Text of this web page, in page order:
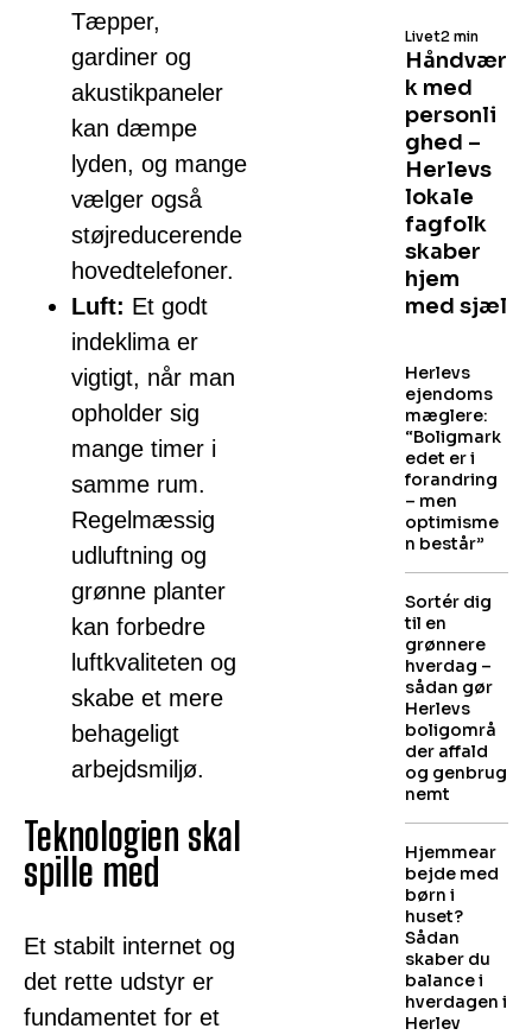
Tæpper,
gardiner og
akustikpaneler
kan dæmpe
lyden, og mange
vælger også
støjreducerende
hovedtelefoner.
Luft: Et godt
indeklima er
vigtigt, når man
opholder sig
mange timer i
samme rum.
Regelmæssig
udluftning og
grønne planter
kan forbedre
luftkvaliteten og
skabe et mere
behageligt
arbejdsmiljø.
Teknologien skal
spille med
Et stabilt internet og
det rette udstyr er
fundamentet for et
Håndvær
k med
personli
ghed –
Herlevs
lokale
fagfolk
skaber
hjem
med sjæl
Livet2 min
Herlevs
ejendoms
mæglere:
“Boligmark
edet er i
forandring
– men
optimisme
n består”
Sortér dig
til en
grønnere
hverdag –
sådan gør
Herlevs
boligområ
der affald
og genbrug
nemt
Hjemmear
bejde med
børn i
huset?
Sådan
skaber du
balance i
hverdagen i
Herlev